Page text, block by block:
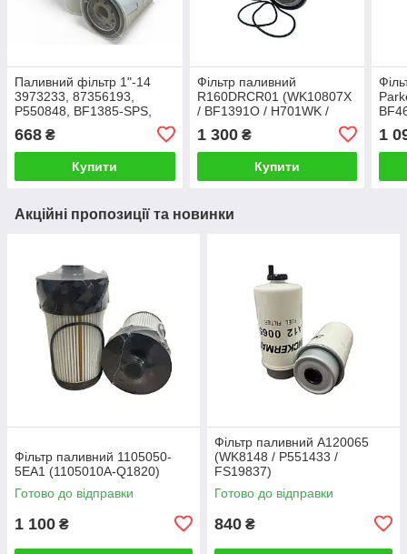
Паливний фільтр 1"-14
3973233, 87356193,
P550848, BF1385-SPS,
SK3183, WK9020/1X,
33732
668 ₴
Купити
Фільтр паливний
R160DRCR01 (WK10807X
/ BF1391O / H701WK /
Різьба: 1-14
1 300₴
Купити
1-
1
Акційні пропозиції та новинки
Фільтр паливний 1105050-
5EA1 (1105010A-Q1820)
Готово до відправки
1 100 ₴
Фільтр паливний A120065
(WK8148 / P551433 /
FS19837)
Готово до відправки
840 ₴